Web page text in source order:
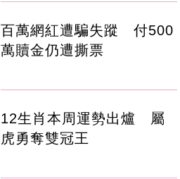
百萬網紅遭騙失蹤 付500
萬贖金仍遭撕票
12生肖本周運勢出爐 屬
虎勇奪雙冠王